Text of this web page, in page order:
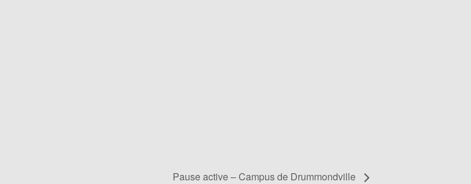
Pause active – Campus de Drummondville